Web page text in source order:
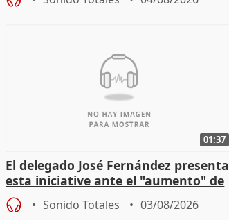
01:37
El delegado José Fernández presenta
esta iniciative ante el "aumento" de
personas sin hogar en Madri
Sonido Totales 03/08/2026